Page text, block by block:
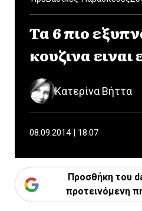
Τα 6 πιο
κουζινα
Κατερίνα Βήττα
08.09.2014 | 18:07
Προσθήκη του
προτεινόμενη